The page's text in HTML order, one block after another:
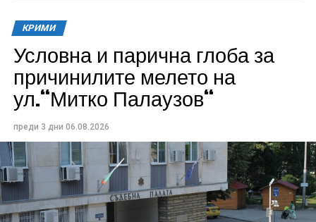
КРИМИ
Условна и парична глоба за
причинилите мелето на
ул.“Митко Палаузов“
преди 3 дни 06.08.2026